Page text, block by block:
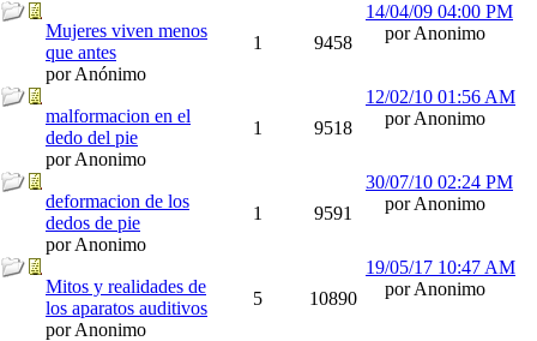
Mujeres viven menos
que antes
por Anónimo
1 9458
14/04/09 04:00 PM
por Anonimo
malformacion en el
dedo del pie
por Anonimo
1 9518
12/02/10 01:56 AM
por Anonimo
deformacion de los
dedos de pie
por Anonimo
1 9591
30/07/10 02:24 PM
por Anonimo
Mitos y realidades de
los aparatos auditivos
por Anonimo
5 10890
19/05/17 10:47 AM
por Anonimo